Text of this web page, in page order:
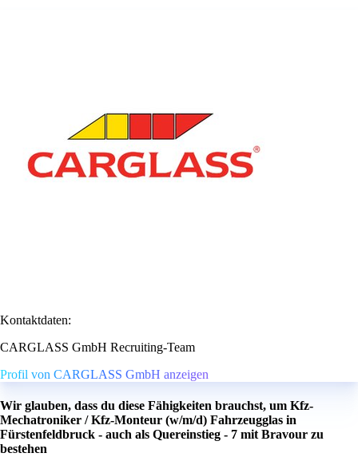
Kontaktdaten:
CARGLASS GmbH Recruiting-Team
Profil von CARGLASS GmbH anzeigen
Wir glauben, dass du diese Fähigkeiten brauchst, um Kfz-
Mechatroniker / Kfz-Monteur (w/m/d) Fahrzeugglas in
Fürstenfeldbruck - auch als Quereinstieg - 7 mit Bravour zu
bestehen